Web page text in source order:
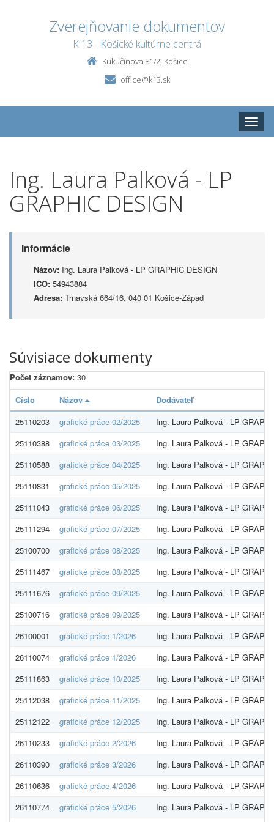
Zverejňovanie dokumentov
K 13 - Košické kultúrne centrá
Kukučínova 81/2, Košice
office@k13.sk
Toggle
Ing. Laura Palková - LP
GRAPHIC DESIGN
Informácie
Názov: Ing. Laura Palková - LP GRAPHIC DESIGN
IČO: 54943884
Adresa: Trnavská 664/16, 040 01 Košice-Západ
Súvisiace dokumenty
Počet záznamov: 30
Číslo
Názov
Dodávateľ
25110203
grafické práce 02/2025
Ing. Laura Palková - LP
25110388
grafické práce 03/2025
Ing. Laura Palková - LP
25110588
grafické práce 04/2025
Ing. Laura Palková - LP
25110831
grafické práce 05/2025
Ing. Laura Palková - LP
25111043
grafické práce 06/2025
Ing. Laura Palková - LP
25111294
grafické práce 07/2025
Ing. Laura Palková - LP
25100700
grafické práce 08/2025
Ing. Laura Palková - LP
25111467
grafické práce 08/2025
Ing. Laura Palková - LP
25111676
grafické práce 09/2025
Ing. Laura Palková - LP
25100716
grafické práce 09/2025
Ing. Laura Palková - LP
26100001
grafické práce 1/2026
Ing. Laura Palková - LP
26110074
grafické práce 1/2026
Ing. Laura Palková - LP
25111863
grafické práce 10/2025
Ing. Laura Palková - LP
25112038
grafické práce 11/2025
Ing. Laura Palková - LP
25112122
grafické práce 12/2025
Ing. Laura Palková - LP
26110233
grafické práce 2/2026
Ing. Laura Palková - LP
26110390
grafické práce 3/2026
Ing. Laura Palková - LP
26110636
grafické práce 4/2026
Ing. Laura Palková - LP
26110774
grafické práce 5/2026 Ing. Laura Palková - LP